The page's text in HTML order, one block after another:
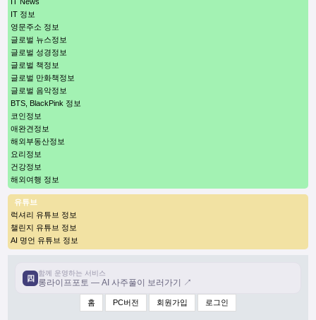
IT 정보
영문주소 정보
글로벌 뉴스정보
글로벌 성경정보
글로벌 책정보
글로벌 만화책정보
글로벌 음악정보
BTS, BlackPink 정보
코인정보
애완견정보
해외부동산정보
요리정보
건강정보
해외여행 정보
유튜브
럭셔리 유튜브 정보
챌린지 유튜브 정보
AI 명언 유튜브 정보
四
함께 운영하는 서비스
롱라이프포토 — AI 사주풀이 보러가기 ↗
홈 PC버전 회원가입 로그인